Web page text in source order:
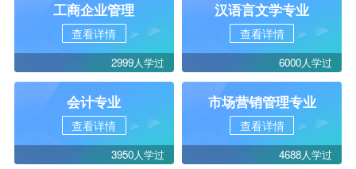
工商企业管理
查看详情
2999人学过
汉语言文学专业
查看详情
6000人学过
会计专业
查看详情
3950人学过
市场营销管理专业
查看详情
4688人学过